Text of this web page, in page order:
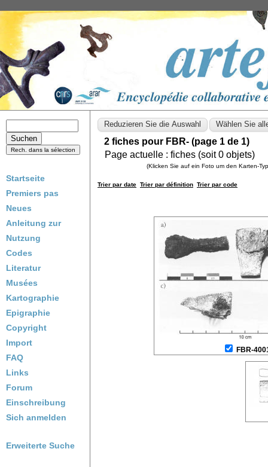
Startseite
Premiers pas
Neues
Anleitung zur
Nutzung
Codes
Literatur
Musées
Kartographie
Epigraphie
Copyright
Import
FAQ
Links
Forum
Einschreibung
Sich anmelden
Erweiterte Suche
2 fiches pour FBR- (page 1 de 1)
Page actuelle : fiches (soit0 objets)
(Klicken Sie auf ein Foto um den Karten-
Trier par date Trier par définition Trier par code
FBR-